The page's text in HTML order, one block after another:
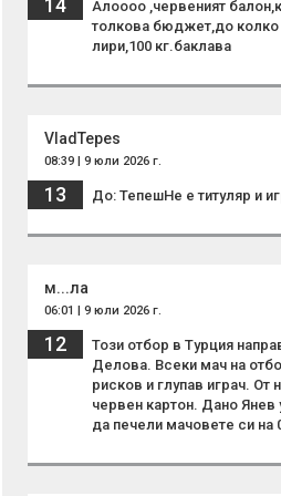
14
Алоооо ,червеният
толкова бюджет,до колко
лири,100 кг.баклава
VladTepes
08:39 | 9 юли 2026 г.
13 До: ТепешНе е титуляр и
м...ла
06:01 | 9 юли 2026 г.
12
Този отбор в Турция
Делова. Всеки мач на
рисков и глупав играч.
червен картон. Дано Янев
да печели мачовете си на